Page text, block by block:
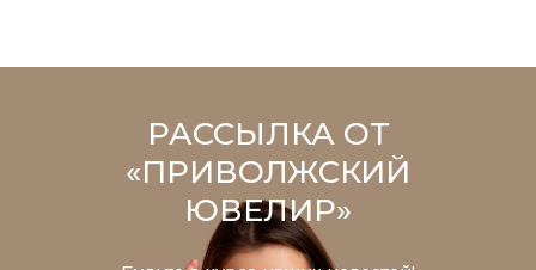
РАССЫЛКА ОТ
«ПРИВОЛЖСКИЙ
ЮВЕЛИР»